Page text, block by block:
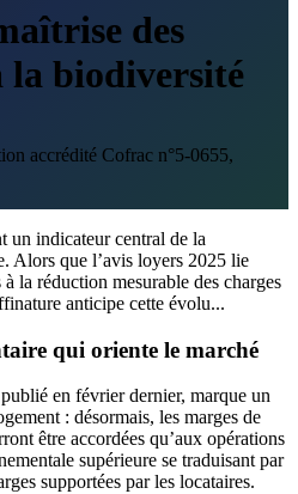
des
la biodiversité
accrédité Cofrac n°5-0655,
un indicateur central de la
Alors que l’avis loyers 2025 lie
la réduction mesurable des charges
anticipe cette évolu...
qui oriente le marché
en février dernier, marque un
: désormais, les marges de
être accordées qu’aux opérations
supérieure se traduisant par
supportées par les locataires.